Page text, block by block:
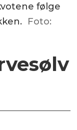
følge
Foto: